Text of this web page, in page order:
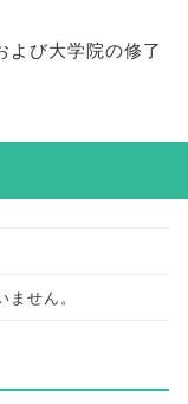
よび大学院の修了
ません。